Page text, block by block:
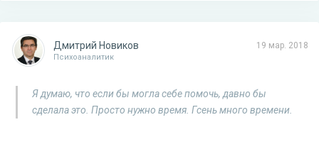
19 мар. 2018
Дмитрий Новиков
Психоаналитик
Я думаю, что если бы могла себе помочь, давно бы
сделала это. Просто нужно время. Гсень много времени.